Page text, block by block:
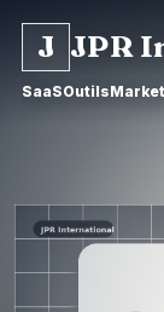
J JPR
SaaSOutils